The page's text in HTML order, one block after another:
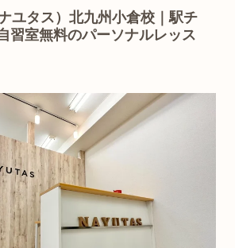
ユタス）北九州小倉校｜駅チ
習室無料のパーソナルレッス